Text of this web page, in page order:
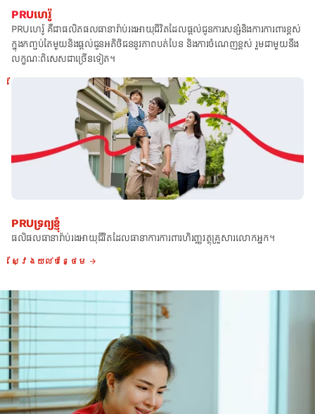
PRUហេរ៉ូ
PRUហេរ៉ូ គឺជាផលិតផលធានារ៉ាប់រងអាយុជីវិតដែលផ្ដល់ជូនការសន្សំនិងការការពារខ្ពស់
ក្នុងកញ្ចប់តែមួយនិងផ្ដល់ជូនអតិថិជននូវភាពបត់បែន និងការចំណេញខ្ពស់ រួមជាមួយនឹង
លក្ខណៈពិសេសជាច្រើនទៀត។
PRUទ្រព្យខ្ញុំ
ផលិផលធានារ៉ាប់រងអាយុជីវិតដែលធានាការការពារហិរញ្ញវត្ថុគ្រួសារលោកអ្នក។
ស្វែងយល់បន្ថែម